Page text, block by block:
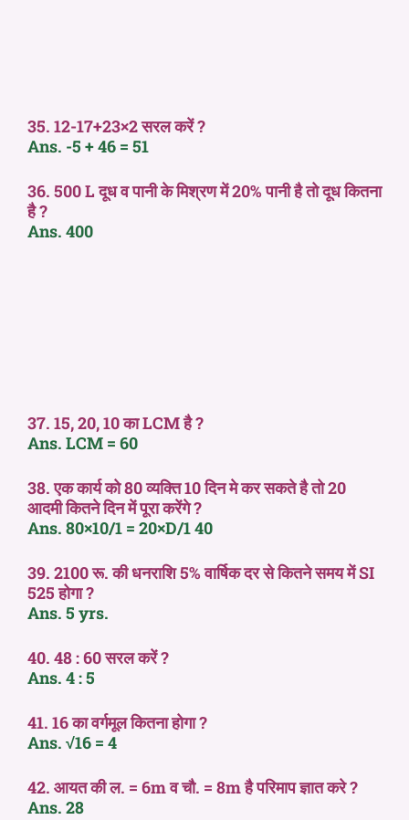
35. 12-17+23×2 सरल करें ?
Ans. -5 + 46 = 51
36. 500 L दूध व पानी के मिश्रण में 20% पानी है तो दूध कितना
है ?
Ans. 400
37. 15, 20, 10 का LCM है ?
Ans. LCM = 60
38. एक कार्य को 80 व्यक्ति 10 दिन मे कर सकते है तो 20
आदमी कितने दिन में पूरा करेंगे ?
Ans. 80×10/1 = 20×D/1 40
39. 2100 रू. की धनराशि 5% वार्षिक दर से कितने समय में SI
525 होगा ?
Ans. 5 yrs.
40. 48 : 60 सरल करें ?
Ans. 4 : 5
41. 16 का वर्गमूल कितना होगा ?
Ans. √16 = 4
42. आयत की ल. = 6m व चौ. = 8m है परिमाप ज्ञात करे ?
Ans. 28